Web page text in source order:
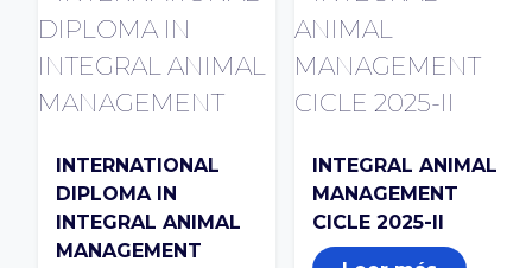
INTERNATIONAL
DIPLOMA IN
INTEGRAL ANIMAL
MANAGEMENT
INTEGRAL ANIMAL
MANAGEMENT
CICLE 2025-II